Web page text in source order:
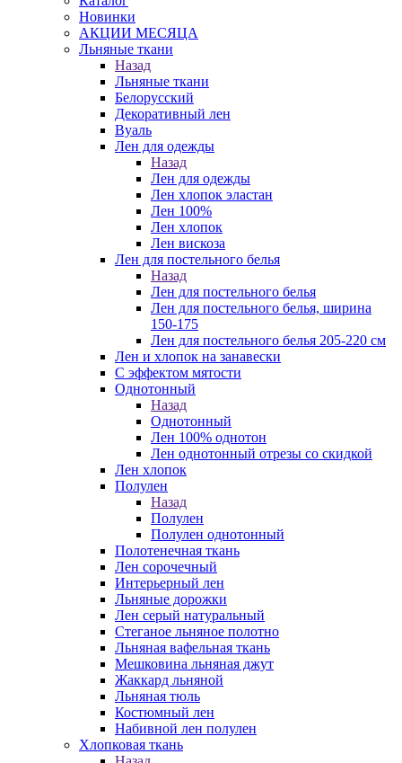
Новинки
АКЦИИ МЕСЯЦА
Льняные ткани
Назад
Льняные ткани
Белорусский
Декоративный лен
Вуаль
Лен для одежды
Назад
Лен для одежды
Лен хлопок эластан
Лен 100%
Лен хлопок
Лен вискоза
Лен для постельного белья
Назад
Лен для постельного белья
Лен для постельного белья, ширина
150-175
Лен для постельного белья 205-220 см
Лен и хлопок на занавески
С эффектом мятости
Однотонный
Назад
Однотонный
Лен 100% однотон
Лен однотонный отрезы со скидкой
Лен хлопок
Полулен
Назад
Полулен
Полулен однотонный
Полотенечная ткань
Лен сорочечный
Интерьерный лен
Льняные дорожки
Лен серый натуральный
Стеганое льняное полотно
Льняная вафельная ткань
Мешковина льняная джут
Жаккард льняной
Льняная тюль
Костюмный лен
Набивной лен полулен
Хлопковая ткань